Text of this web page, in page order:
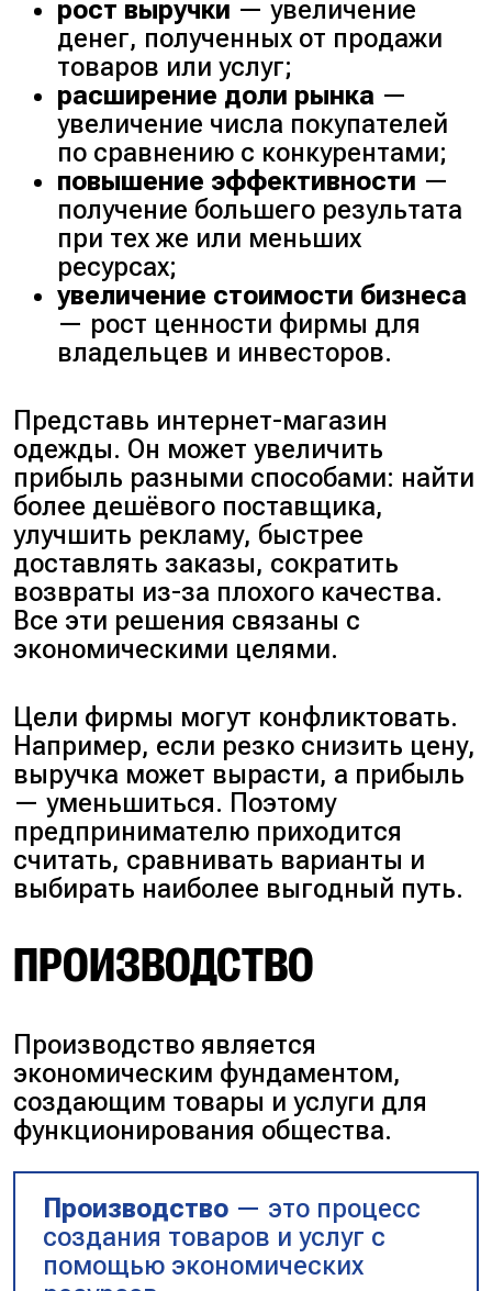
рост выручки — увеличение
денег, полученных от продажи
товаров или услуг;
расширение доли рынка —
увеличение числа покупателей
по сравнению с конкурентами;
повышение эффективности —
получение большего результата
при тех же или меньших
ресурсах;
увеличение стоимости бизнеса
— рост ценности фирмы для
владельцев и инвесторов.
Представь интернет-магазин
одежды. Он может увеличить
прибыль разными способами: найти
более дешёвого поставщика,
улучшить рекламу, быстрее
доставлять заказы, сократить
возвраты из-за плохого качества.
Все эти решения связаны с
экономическими целями.
Цели фирмы могут конфликтовать.
Например, если резко снизить цену,
выручка может вырасти, а прибыль
— уменьшиться. Поэтому
предпринимателю приходится
считать, сравнивать варианты и
выбирать наиболее выгодный путь.
ПРОИЗВОДСТВО
Производство является
экономическим фундаментом,
создающим товары и услуги для
функционирования общества.
Производство— это процесс
создания товаров и услуг с
помощью экономических